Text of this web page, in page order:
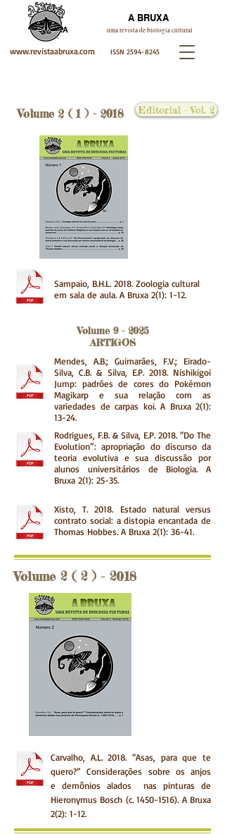
ISSN 2594-8245
www.revistaabruxa.com
A BRUXA uma revista de biologia cultural
A BRUXA
Volume 2 ( 1 ) - 2018 Editorial - Vol. 2
Sampaio, B.H.L. 2018. Zoologia cultural
em sala de aula. A Bruxa 2(1): 1-12.
Volume 9 - 2025
ARTIGOS
Mendes, A.B.; Guimarães, F.V.; Eirado-
Silva, C.B. & Silva, E.P. 2018. Nishikigoi
Jump: padrões de cores do Pokémon
Magikarp e sua relação com as
variedades de carpas koi. A Bruxa 2(1):
13-24.
Rodrigues, F.B. & Silva, E.P. 2018. “Do The
Evolution”: apropriação do discurso da
teoria evolutiva e sua discussão por
alunos universitários de Biologia. A
Bruxa 2(1): 25-35.
Xisto, T. 2018. Estado natural versus
contrato social: a distopia encantada de
Thomas Hobbes. A Bruxa 2(1): 36-41.
Volume 2 ( 2 ) - 2018
Carvalho, A.L. 2018. “Asas, para que te
quero?” Considerações sobre os anjos
e demônios alados nas pinturas de
Hieronymus Bosch (c.1450-1516). A Bruxa
2(2): 1-12.